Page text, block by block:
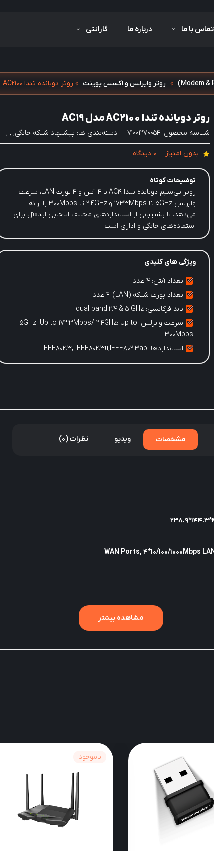
تماس با ما درباره ما گارانتی
» روتر وایرلس و اکسس پوینت » روتر دوبانده تندا AC2100 مدل AC19
ویژگی های کلیدی
تعداد آنتن: ۴ عدد
تعداد پورت شبکه (LAN): 4 عدد
باند فرکانسی: dual band 2.4 & 5 GHz
سرعت وایرلس: 5GHz: Up to 1733Mbps/ 2.4GHz: Up to
300Mbps
استانداردها: IEEE802.3, IEEE802.3u,IEEE802.3ab
روتر دوبانده تندا AC2100 مدل AC19
شناسه محصول: 71001270054 دسته‌بندی ها: پیشنهاد شبکه خانگی,
,
,
بدون امتیاز 0 دیدگاه
توضیحات کوتاه
روتر بی‌سیم دوبانده تندا AC19 با ۴ آنتن و ۴ پورت LAN، سرعت
وایرلس 5GHz تا 1733Mbps و 2.4GHz تا 300Mbps را ارائه
می‌دهد. با پشتیبانی از استانداردهای مختلف انتخابی ایده‌آل برای
استفاده‌های خانگی و اداری است.
مشخصات ویدیو نظرات (0)
مشاهده بیشتر
ناموجود